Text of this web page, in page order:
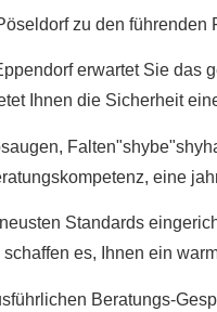
zu den
erwartet Sie
Ihnen die Sicherheit
eine
Standards
es, Ihnen ein
Beratungs-